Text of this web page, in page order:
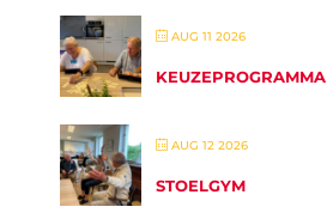
AUG 11 2026
KEUZEPROGRAMMA
AUG 12 2026
STOELGYM